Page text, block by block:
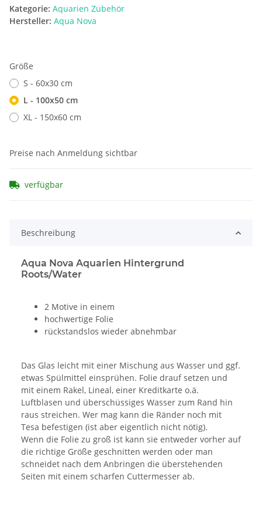
Kategorie: Aquarien Zubehör
Hersteller: Aqua Nova
Größe
S - 60x30 cm
L - 100x50 cm
XL - 150x60 cm
Preise nach Anmeldung sichtbar
verfügbar
Beschreibung
Aqua Nova Aquarien Hintergrund
Roots/Water
2 Motive in einem
hochwertige Folie
rückstandslos wieder abnehmbar
Das Glas leicht mit einer Mischung aus Wasser und ggf.
etwas Spülmittel einsprühen. Folie drauf setzen und
mit einem Rakel, Lineal, einer Kreditkarte o.ä.
Luftblasen und überschüssiges Wasser zum Rand hin
raus streichen. Wer mag kann die Ränder noch mit
Tesa befestigen (ist aber eigentlich nicht nötig).
Wenn die Folie zu groß ist kann sie entweder vorher auf
die richtige Größe geschnitten werden oder man
schneidet nach dem Anbringen die überstehenden
Seiten mit einem scharfen Cuttermesser ab.